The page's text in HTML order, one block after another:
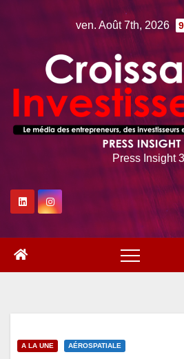
ven. Août 7th, 2026
Press Insight
A LA UNE AÉROSPATIALE